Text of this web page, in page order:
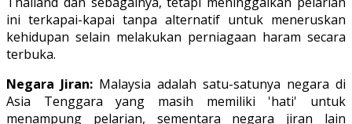
ini terkapai-kapai tanpa alternatif untuk meneruskan
kehidupan selain melakukan perniagaan haram secara
terbuka.
Negara Jiran: Malaysia adalah satu-satunya negara di
Asia Tenggara yang masih memiliki 'hati' untuk
menampung pelarian, sementara negara jiran lain